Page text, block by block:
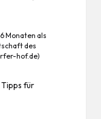
Monaten als
des
hof.de)
für